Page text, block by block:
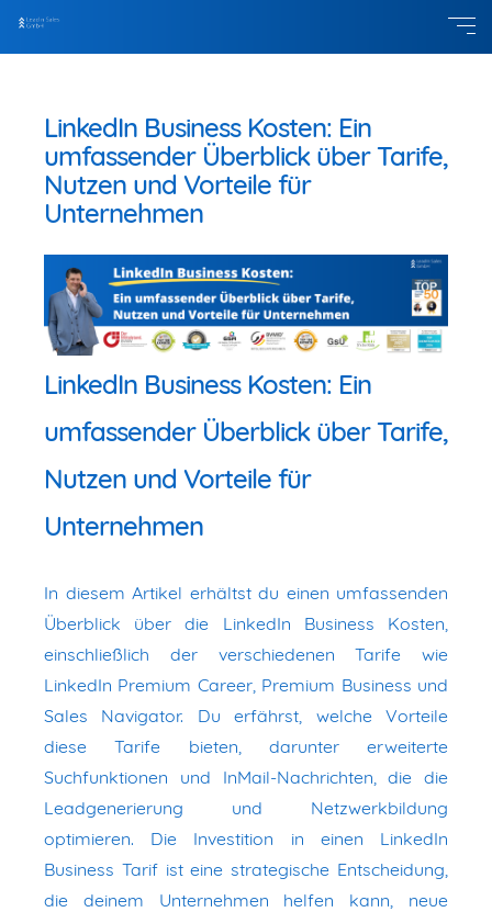
LinkedIn Business Kosten: Ein
umfassender Überblick über Tarife,
Nutzen und Vorteile für
Unternehmen
LinkedIn Business Kosten: Ein
umfassender Überblick über Tarife,
Nutzen und Vorteile für
Unternehmen
In diesem Artikel erhältst du einen umfassenden
Überblick über die LinkedIn Business Kosten,
einschließlich der verschiedenen Tarife wie
LinkedIn Premium Career, Premium Business und
Sales Navigator. Du erfährst, welche Vorteile
diese Tarife bieten, darunter erweiterte
Suchfunktionen und InMail-Nachrichten, die die
Leadgenerierung und Netzwerkbildung
optimieren. Die Investition in einen LinkedIn
Business Tarif ist eine strategische Entscheidung,
die deinem Unternehmen helfen kann, neue